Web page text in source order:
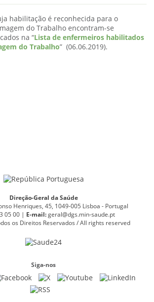
habilitação é reconhecida para o
do Trabalho encontram-se
na “Lista de enfermeiros habilitados
do Trabalho” (06.06.2019).
Direção-Geral da Saúde
Henriques, 45, 1049-005 Lisboa - Portugal
05 00 | E-mail: geral@dgs.min-saude.pt
os Direitos Reservados / All rights reserved
Siga-nos